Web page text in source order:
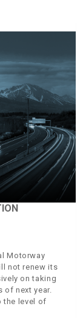
Motorway
not renew its
on taking
of next year.
the level of